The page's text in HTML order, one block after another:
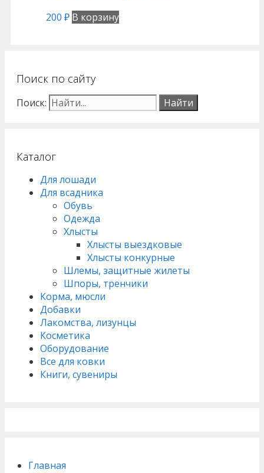
200 ₽ В корзину
Поиск по сайту
Поиск:
Каталог
Для лошади
Для всадника
Обувь
Одежда
Хлысты
Хлысты выездковые
Хлысты конкурные
Шлемы, защитные жилеты
Шпоры, тренчики
Корма, мюсли
Добавки
Лакомства, лизунцы
Косметика
Оборудование
Все для ковки
Книги, сувениры
Главная